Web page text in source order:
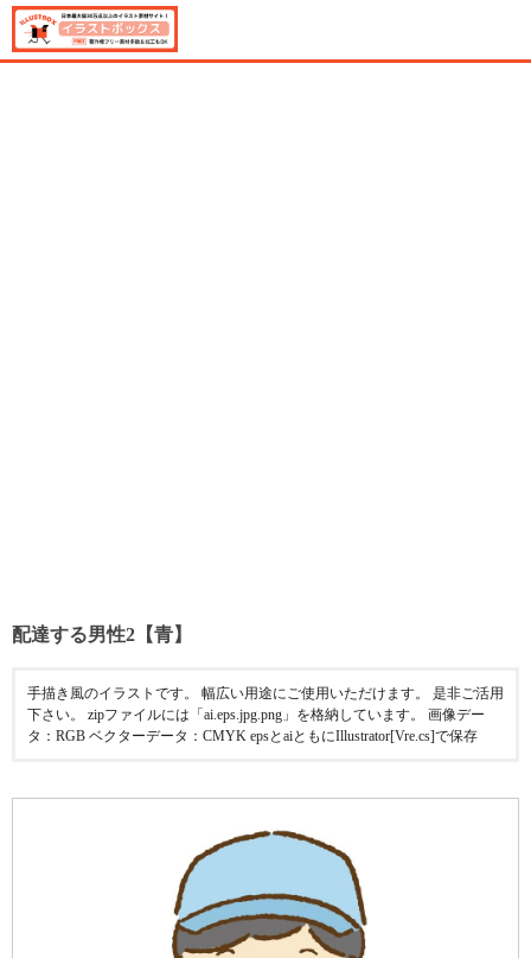
配達する男性2【青】
手描き風のイラストです。 幅広い用途にご使用いただけます。 是非ご活用
下さい。 zipファイルには「ai.eps.jpg.png」を格納しています。 画像デー
タ：RGB ベクターデータ：CMYK epsとaiともにIllustrator[Vre.cs]で保存